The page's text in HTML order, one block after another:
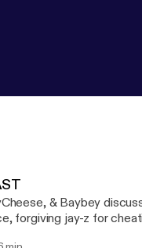
& Baybey
forgiving jay-z for